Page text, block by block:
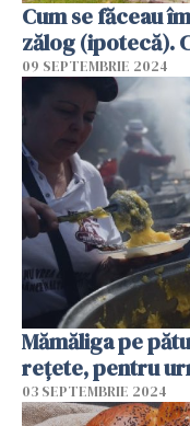
Cum se făceau
zălog (ipotecă).
09 SEPTEMBRIE 2024
Mămăliga pe
rețete, pentru
03 SEPTEMBRIE 2024